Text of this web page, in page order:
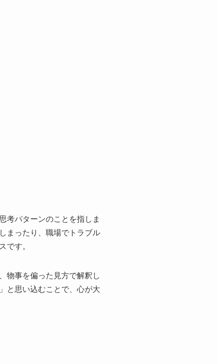
考パターンのことを指しま
まったり、職場でトラブル
です。
物事を偏った見方で解釈し
と思い込むことで、心が大